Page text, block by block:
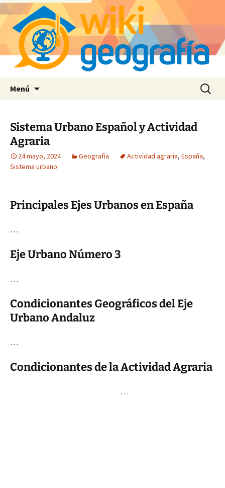
Menú Buscar:
Sistema Urbano Español y Actividad
Agraria
24 mayo, 2024 Geografía Actividad agraria, España,
Sistema urbano
Principales Ejes Urbanos en España
…
Eje Urbano Número 3
…
Condicionantes Geográficos del Eje
Urbano Andaluz
…
Condicionantes de la Actividad Agraria
…